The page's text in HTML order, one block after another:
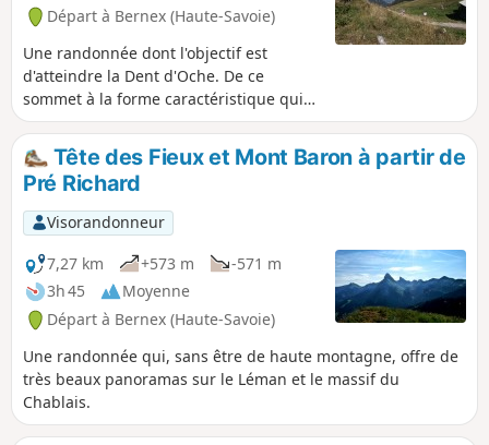
Départ à Bernex (Haute-Savoie)
Une randonnée dont l'objectif est
d'atteindre la Dent d'Oche. De ce
sommet à la forme caractéristique qui
surplombe le Lac Léman, on a un
panorama de 360° magnifique sur le
bassin lémanique, le Jura, et les Alpes,
notamment les Dents du Midi et le
massif du Mont Blanc. C'est un itinéraire
difficile et aérien, mais la récompense
est belle quand on arrive en haut!
Tête des Fieux et Mont Baron à partir de
Pré Richard
Visorandonneur
7,27 km
+573 m
-571 m
3h 45
Moyenne
Départ à Bernex (Haute-Savoie)
Une randonnée qui, sans être de haute montagne, offre de
très beaux panoramas sur le Léman et le massif du
Chablais.